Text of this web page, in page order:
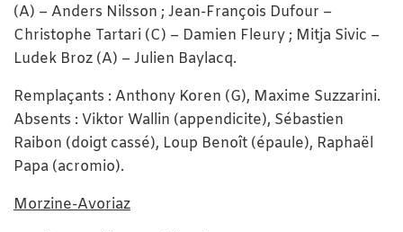
(A) – Anders Nilsson ; Jean-François Dufour –
Christophe Tartari (C) – Damien Fleury ; Mitja Sivic –
Ludek Broz (A) – Julien Baylacq.
Remplaçants : Anthony Koren (G), Maxime Suzzarini.
Absents : Viktor Wallin (appendicite), Sébastien
Raibon (doigt cassé), Loup Benoît (épaule), Raphaël
Papa (acromio).
Morzine-Avoriaz